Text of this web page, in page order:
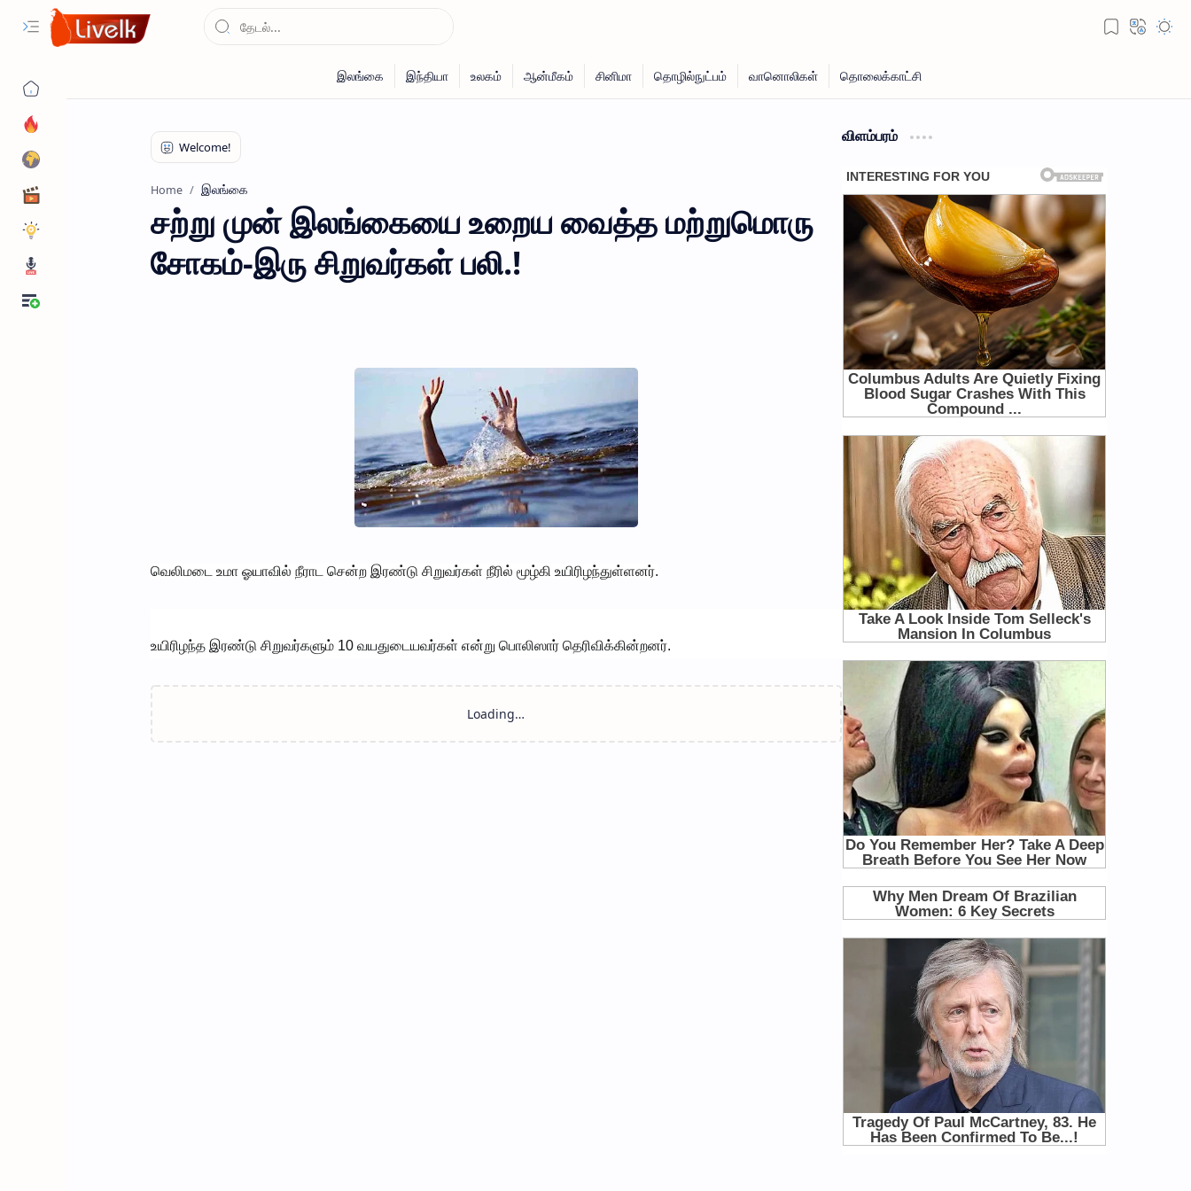
Home இலங்கை
சற்று முன் இலங்கையை உறைய வைத்த மற்றுமொரு
சோகம்-இரு சிறுவர்கள் பலி.!
வெலிமடை உமா ஓயாவில் நீராட சென்ற இரண்டு சிறுவர்கள் நீரில் மூழ்கி உயிரிழந்துள்ளனர்.
உயிரிழந்த இரண்டு சிறுவர்களும் 10 வயதுடையவர்கள் என்று பொலிஸார் தெரிவிக்கின்றனர்.
விளம்பரம்